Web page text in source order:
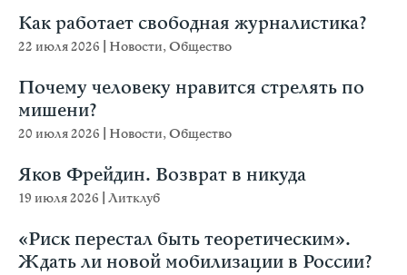
Как работает свободная журналистика?
22 июля 2026 Новости,Общество
Почему человеку нравится стрелять по
мишени?
20 июля 2026 Новости,Общество
Яков Фрейдин. Возврат в никуда
19 июля 2026 Литклуб
«Риск перестал быть теоретическим».
Ждать ли новой мобилизации в России?